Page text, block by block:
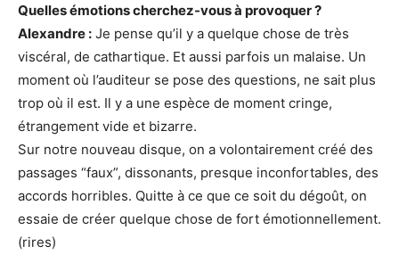
Quelles émotions cherchez-vous à provoquer ?
Alexandre : Je pense qu’il y a quelque chose de très
viscéral, de cathartique. Et aussi parfois un malaise. Un
moment où l’auditeur se pose des questions, ne sait plus
trop où il est. Il y a une espèce de moment cringe,
étrangement vide et bizarre.
Sur notre nouveau disque, on a volontairement créé des
passages “faux”, dissonants, presque inconfortables, des
accords horribles. Quitte à ce que ce soit du dégoût, on
essaie de créer quelque chose de fort émotionnellement.
(rires)